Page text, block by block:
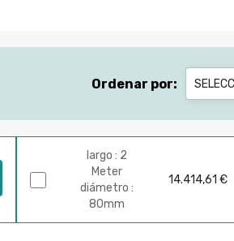
Ordenar por:
largo : 2
Meter
diámetro :
80mm
14.414,61 €